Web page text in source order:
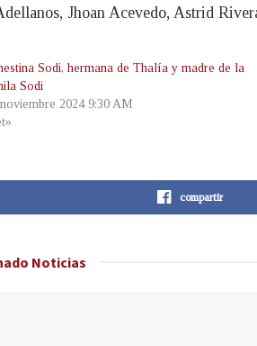
Jhoan Acevedo, Astrid
Sodi, hermana de Thalía y madre de la
Sodi
2024 9:30 AM
compartir
Noticias